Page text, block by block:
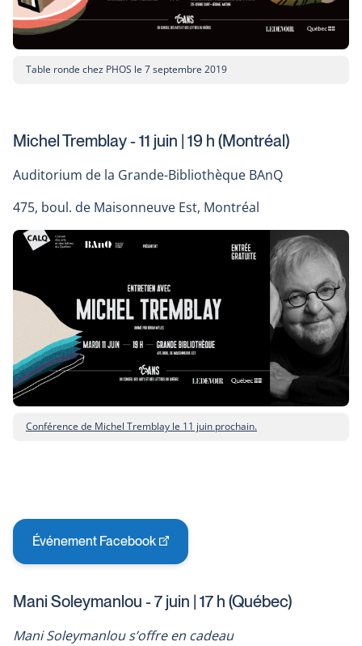
Table ronde chez PHOS le 7 septembre 2019
Michel Tremblay - 11 juin | 19 h (Montréal)
Auditorium de la Grande-Bibliothèque BAnQ
475, boul. de Maisonneuve Est, Montréal
Conférence de Michel Tremblay le 11 juin prochain.
Événement Facebook
This
link
open
Mani Soleymanlou - 7 juin | 17 h (Québec)
Mani Soleymanlou s’offre en cadeau